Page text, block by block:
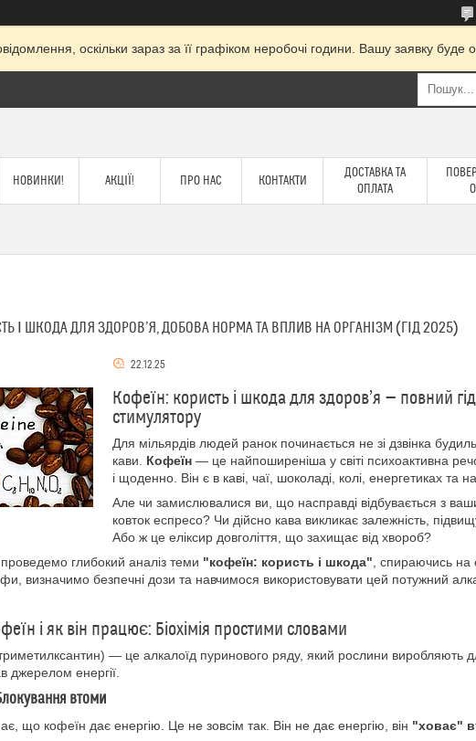
оскільки зараз за її графіком неробочі години. Вашу заявку
НОВИНКИ! АКЦІЇ! ПРО НАС КОНТАКТИ
ДОСТАВКА ТА
ОПЛАТА
І ШКОДА ДЛЯ ЗДОРОВ’Я, ДОБОВА НОРМА ТА ВПЛИВ НА ОРГАНІЗМ (ГІД 2025)
22.12.25
Кофеїн: користь і шкода для здоров’я — повний
стимулятору
Для мільярдів людей ранок починається не зі дзвінка
кави. Кофеїн — це найпоширеніша у світі психоактивна
і щоденно. Він є в каві, чаї, шоколаді, колі, енергетиках та
Але чи замислювалися ви, що насправді відбувається з
ковток еспресо? Чи дійсно кава викликає залежність,
Або ж це еліксир довголіття, що захищає від хвороб?
проведемо глибокий аналіз теми "кофеїн: користь і шкода" , спираючись на
визначимо безпечні дози та навчимося використовувати цей потужний
і як він працює: Біохімія простими словами
— це алкалоїд пуринового ряду, який рослини виробляють
джерелом енергії.
втоми
що кофеїн дає енергію. Це не зовсім так. Він не дає енергію, він "ховає"